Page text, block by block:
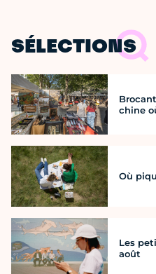
SÉLECTIONS
chine
Où
Les
août